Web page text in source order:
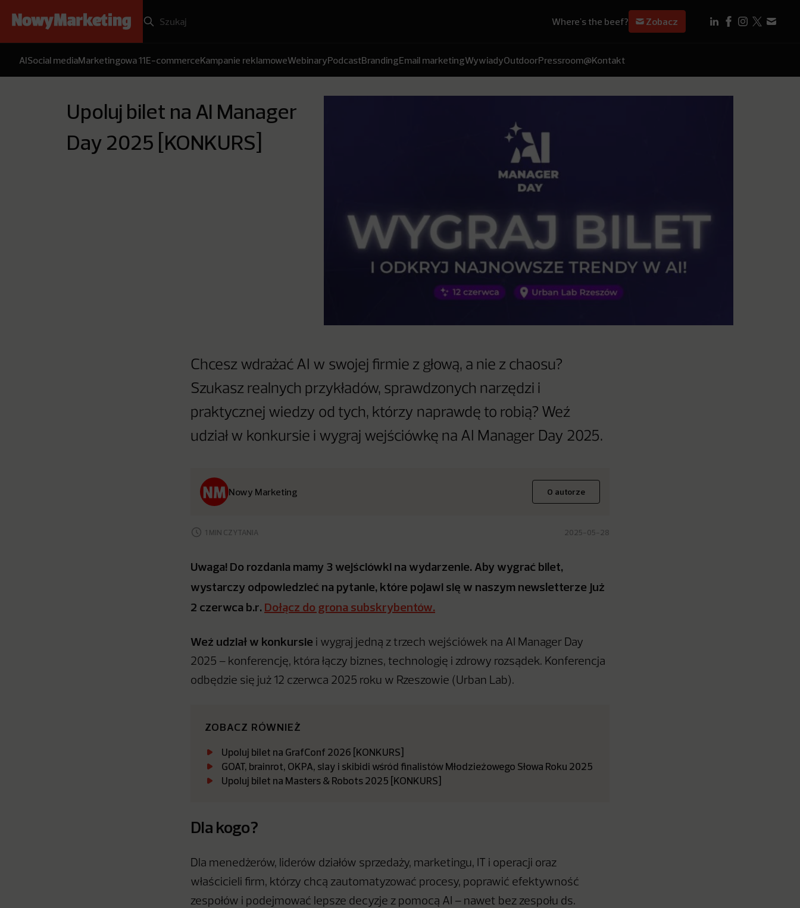
Where's the beef? Zobacz
AISocial mediaMarketingowa 11E-commerceKampanie reklamoweWebinaryPodcastBrandingEmail marketingWywiadyOutdoorPressroom@Kontakt
Upoluj bilet na AI Manager
Day 2025 [KONKURS]
Chcesz wdrażać AI w swojej firmie z głową, a nie z chaosu?
Szukasz realnych przykładów, sprawdzonych narzędzi i
praktycznej wiedzy od tych, którzy naprawdę to robią? Weź
udział w konkursie i wygraj wejściówkę na AI Manager Day 2025.
Nowy Marketing O autorze
1 MIN CZYTANIA 2025-05-28
Uwaga! Do rozdania mamy 3 wejściówki na wydarzenie. Aby wygrać bilet,
wystarczy odpowiedzieć na pytanie, które pojawi się w naszym newsletterze już
2 czerwca b.r. Dołącz do grona subskrybentów.
Weź udział w konkursie i wygraj jedną z trzech wejściówek na AI Manager Day
2025 – konferencję, która łączy biznes, technologię i zdrowy rozsądek. Konferencja
odbędzie się już 12 czerwca 2025 roku w Rzeszowie (Urban Lab).
ZOBACZ RÓWNIEŻ
Upoluj bilet na GrafConf 2026 [KONKURS]
GOAT, brainrot, OKPA, slay i skibidi wśród finalistów Młodzieżowego Słowa Roku 2025
Upoluj bilet na Masters & Robots 2025 [KONKURS]
Dla kogo?
Dla menedżerów, liderów działów sprzedaży, marketingu, IT i operacji oraz
właścicieli firm, którzy chcą zautomatyzować procesy, poprawić efektywność
zespołów i podejmować lepsze decyzje z pomocą AI – nawet bez zespołu ds.